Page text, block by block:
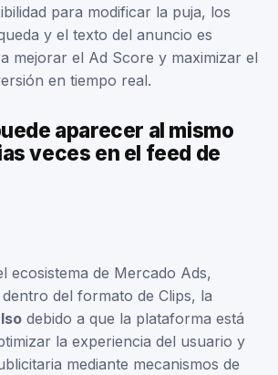
para modificar la puja, los
y el texto del anuncio es
mejorar el Ad Score y maximizar el
en tiempo real.
aparecer al mismo
veces en el feed de
ecosistema de Mercado Ads,
del formato de Clips, la
debido a que la plataforma está
la experiencia del usuario y
mediante mecanismos de